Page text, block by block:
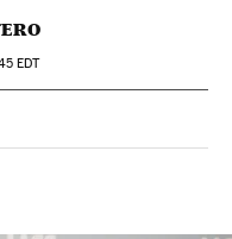
EDT